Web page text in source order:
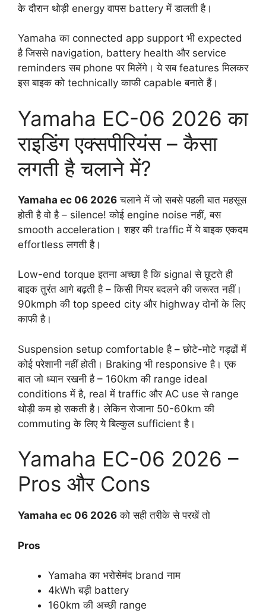
के दौरान थोड़ी energy वापस battery में डालती है।
Yamaha का connected app support भी expected
है जिससे navigation, battery health और service
reminders सब phone पर मिलेंगे। ये सब features मिलकर
इस बाइक को technically काफी capable बनाते हैं।
Yamaha EC-06 2026 का
राइडिंग एक्सपीरियंस – कैसा
लगती है चलाने में?
Yamaha ec 06 2026 चलाने में जो सबसे पहली बात महसूस
होती है वो है – silence! कोई engine noise नहीं, बस
smooth acceleration। शहर की traffic में ये बाइक एकदम
effortless लगती है।
Low-end torque इतना अच्छा है कि signal से छूटते ही
बाइक तुरंत आगे बढ़ती है – किसी गियर बदलने की जरूरत नहीं।
90kmph की top speed city और highway दोनों के लिए
काफी है।
Suspension setup comfortable है – छोटे-मोटे गड्ढों में
कोई परेशानी नहीं होती। Braking भी responsive है। एक
बात जो ध्यान रखनी है – 160km की range ideal
conditions में है, real में traffic और AC use से range
थोड़ी कम हो सकती है। लेकिन रोजाना 50-60km की
commuting के लिए ये बिल्कुल sufficient है।
Yamaha EC-06 2026 –
Pros और Cons
Yamaha ec 06 2026 को सही तरीके से परखें तो
Pros
Yamaha का भरोसेमंद brand नाम
4kWh बड़ी battery
160km की अच्छी range